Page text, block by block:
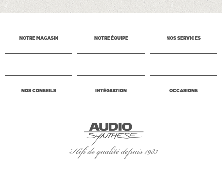
NOTRE MAGASIN NOTRE ÉQUIPE NOS SERVICES
NOS CONSEILS INTÉGRATION OCCASIONS
Hifi de qualité depuis 1983